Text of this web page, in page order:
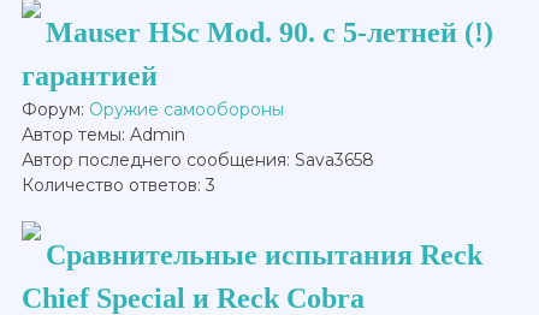
Mauser HSc Mod. 90. с 5-летней (!)
гарантией
Форум: Оружие самообороны
Автор темы: Admin
Автор последнего сообщения: Sava3658
Количество ответов: 3
Сравнительные испытания Reck
Chief Special и Reck Cobra